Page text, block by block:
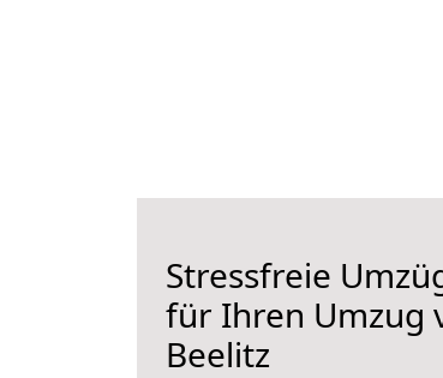
Stressfreie
für Ihren Umzug
Beelitz